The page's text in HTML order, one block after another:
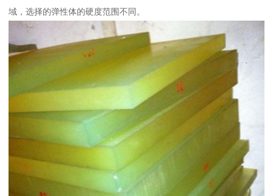
域，选择的弹性体的硬度范围不同。